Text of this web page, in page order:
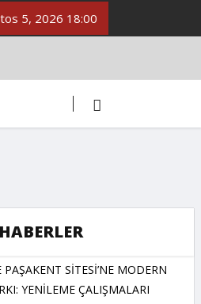
5, 2026 18:00
PAŞAKENT SİTESİ’NE MODERN
YENİLEME ÇALIŞMALARI